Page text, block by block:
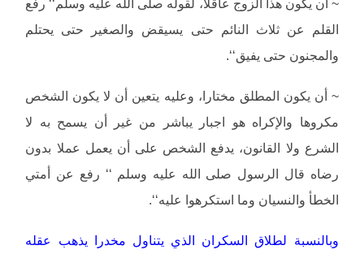
~ أن يكون هذا الزوج عاقلا، لقوله صلى الله عليه وسلم‘‘ رفع
القلم عن ثلاث النائم حتى يسيقض والصغير حتى يحتلم
والمجنون حتى يفيق‘‘.
~ أن يكون المطلق مختارا، وعليه يتعين أن لا يكون الشخص
مكروها والإكراه هو اجبار يباشر من غير أن يسمح به لا
الشرع ولا القانون، يدفع الشخص على أن يعمل عملا بدون
رضاه قال الرسول صلى الله عليه وسلم ‘‘ رفع عن أمتي
الخطأ والنسيان وما استكرهوا عليه‘‘.
وبالنسبة لطلاق السكران الذي يتناول مخدرا يذهب عقله